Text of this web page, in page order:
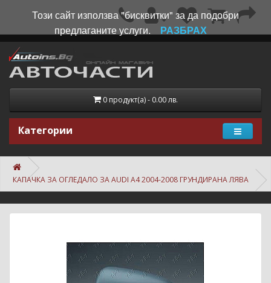
0 продукт(а) - 0.00 лв.
Категории
КАПАЧКА ЗА ОГЛЕДАЛО ЗА AUDI A4 2004-2008 ГРУНДИРАНА ЛЯВА
Този сайт използва "бисквитки" за да подобри
предлаганите услуги.
РАЗБРАХ